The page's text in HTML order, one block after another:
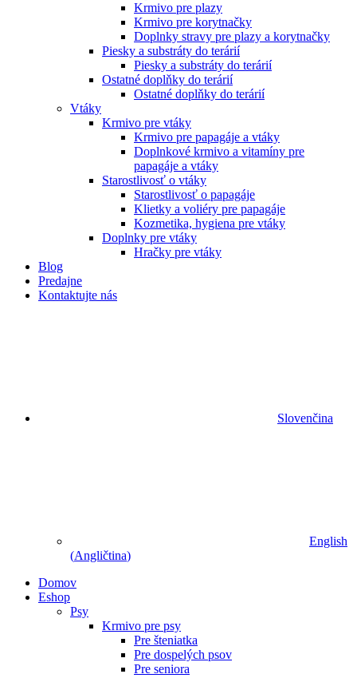
Krmivo pre plazy
Krmivo pre korytnačky
Doplnky stravy pre plazy a korytnačky
Piesky a substráty do terárií
Piesky a substráty do terárií
Ostatné doplňky do terárií
Ostatné doplňky do terárií
Vtáky
Krmivo pre vtáky
Krmivo pre papagáje a vtáky
Doplnkové krmivo a vitamíny pre
papagáje a vtáky
Starostlivosť o vtáky
Starostlivosť o papagáje
Klietky a voliéry pre papagáje
Kozmetika, hygiena pre vtáky
Doplnky pre vtáky
Hračky pre vtáky
Blog
Predajne
Kontaktujte nás
Slovenčina
English
(Angličtina)
Domov
Eshop
Psy
Krmivo pre psy
Pre šteniatka
Pre dospelých psov
Pre seniora